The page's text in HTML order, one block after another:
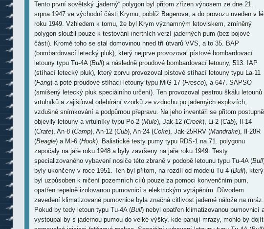
Tento první sovětský „jaderný“ polygon byl přitom zřízen výnosem ze dne 21.
srpna 1947 ve východní části Krymu, poblíž Bagerova, a do provozu uveden v
roku 1949. Vzhledem k tomu, že byl Krym významným letoviskem, zmíněný
polygon sloužil pouze k testování inertních verzí jaderných pum (bez bojové
části). Kromě toho se stal domovinou hned tří útvarů VVS, a to 35. BAP
(bombardovací letecký pluk), který nejprve provozoval pístové bombardovací
letouny typu Tu-4A (Bull) a následně proudové bombardovací letouny, 513. IAP
(stíhací letecký pluk), který zprvu provozoval pístové stíhací letouny typu La-11
(Fang) a poté proudové stíhací letouny typu MiG-17 (Fresco), a 647. SAPSO
(smíšený letecký pluk speciálního určení). Ten provozoval pestrou škálu letounů
vrtulníků a zajišťoval odebírání vzorků ze vzduchu po jaderných explozích,
vzdušné snímkování a podpůrnou přepravu. Na jeho inventáři se přitom postupně
objevily letouny a vrtulníky typu Po-2 (Mule), Jak-12 (Creek), Li-2 (Cab), Il-14
(Crate), An-8 (Camp), An-12 (Cub), An-24 (Coke), Jak-25RRV (Mandrake), Il-28R
(Beagle) a Mi-6 (Hook). Balistické testy pumy typu RDS-1 na 71. polygonu
započaly na jaře roku 1948 a byly završeny na jaře roku 1949. Testy
specializovaného vybavení nosiče této zbraně v podobě letounu typu Tu-4A (Bull
byly ukončeny v roce 1951. Ten byl přitom, na rozdíl od modelu Tu-4 (Bull), který
byl uzpůsoben k ničení pozemních cílů pouze za pomoci konvenčním pum,
opatřen tepelně izolovanou pumovnicí s elektrickým vytápěním. Důvodem
zavedení klimatizované pumovnice byla značná citlivost jaderné nálože na mráz.
Pokud by tedy letoun typu Tu-4A (Bull) nebyl opatřen klimatizovanou pumovnicí
vystoupal by s jadernou pumou do velké výšky, kde panují mrazy, mohlo by